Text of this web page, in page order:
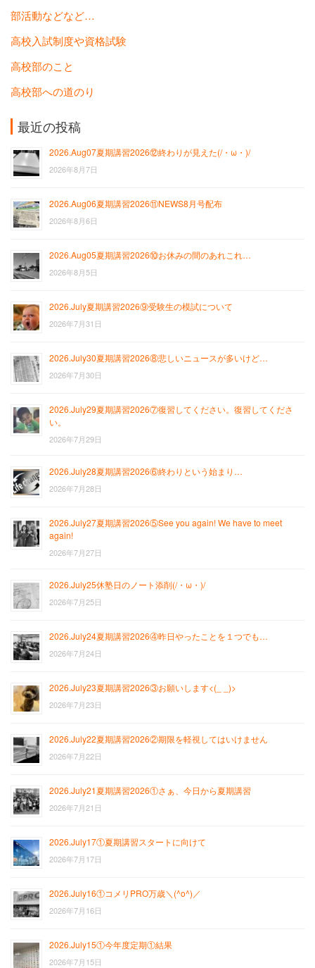
部活動などなど…
高校入試制度や資格試験
高校部のこと
高校部への道のり
最近の投稿
2026.Aug07夏期講習2026⑫終わりが見えた(/・ω・)/
2026年8月7日
2026.Aug06夏期講習2026⑪NEWS8月号配布
2026年8月6日
2026.Aug05夏期講習2026⑩お休みの間のあれこれ…
2026年8月5日
2026.July夏期講習2026⑨受験生の模試について
2026年7月31日
2026.July30夏期講習2026⑧悲しいニュースが多いけど…
2026年7月30日
2026.July29夏期講習2026⑦復習してください。復習してくださ
い。
2026年7月29日
2026.July28夏期講習2026⑥終わりという始まり…
2026年7月28日
2026.July27夏期講習2026⑤See you again! We have to meet
again!
2026年7月27日
2026.July25休塾日のノート添削(/・ω・)/
2026年7月25日
2026.July24夏期講習2026④昨日やったことを１つでも…
2026年7月24日
2026.July23夏期講習2026③お願いします<(_ _)>
2026年7月23日
2026.July22夏期講習2026②期限を軽視してはいけません
2026年7月22日
2026.July21夏期講習2026①さぁ、今日から夏期講習
2026年7月21日
2026.July17①夏期講習スタートに向けて
2026年7月17日
2026.July16①コメリPRO万歳＼(^o^)／
2026年7月16日
2026.July15①今年度定期①結果
2026年7月15日